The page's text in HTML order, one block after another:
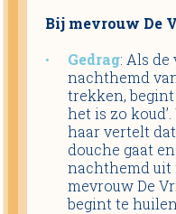
Bij mevrouw De
Gedrag: Als
nachthemd
trekken, begint
het is zo
haar vertelt
douche gaat
nachthemd uit
mevrouw De
begint te huilen.